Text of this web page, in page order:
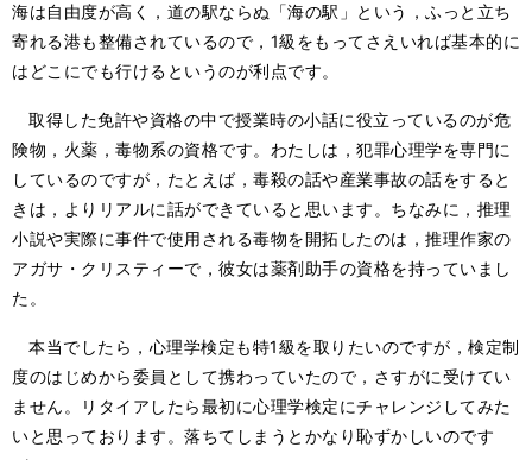
海は自由度が高く，道の駅ならぬ「海の駅」という，ふっと立ち
寄れる港も整備されているので，1級をもってさえいれば基本的に
はどこにでも行けるというのが利点です。
取得した免許や資格の中で授業時の小話に役立っているのが危
険物，火薬，毒物系の資格です。わたしは，犯罪心理学を専門に
しているのですが，たとえば，毒殺の話や産業事故の話をすると
きは，よりリアルに話ができていると思います。ちなみに，推理
小説や実際に事件で使用される毒物を開拓したのは，推理作家の
アガサ・クリスティーで，彼女は薬剤助手の資格を持っていまし
た。
本当でしたら，心理学検定も特1級を取りたいのですが，検定制
度のはじめから委員として携わっていたので，さすがに受けてい
ません。リタイアしたら最初に心理学検定にチャレンジしてみた
いと思っております。落ちてしまうとかなり恥ずかしいのです